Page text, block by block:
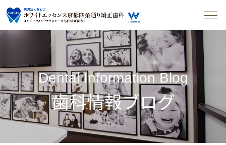
Dental Information Blog
歯科情報ブログ